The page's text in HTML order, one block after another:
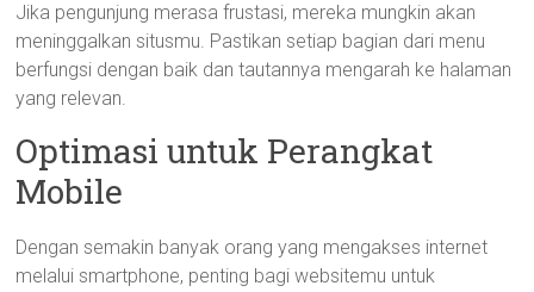
Jika pengunjung merasa frustasi, mereka mungkin akan
meninggalkan situsmu. Pastikan setiap bagian dari menu
berfungsi dengan baik dan tautannya mengarah ke halaman
yang relevan.
Optimasi untuk Perangkat
Mobile
Dengan semakin banyak orang yang mengakses internet
melalui smartphone, penting bagi websitemu untuk